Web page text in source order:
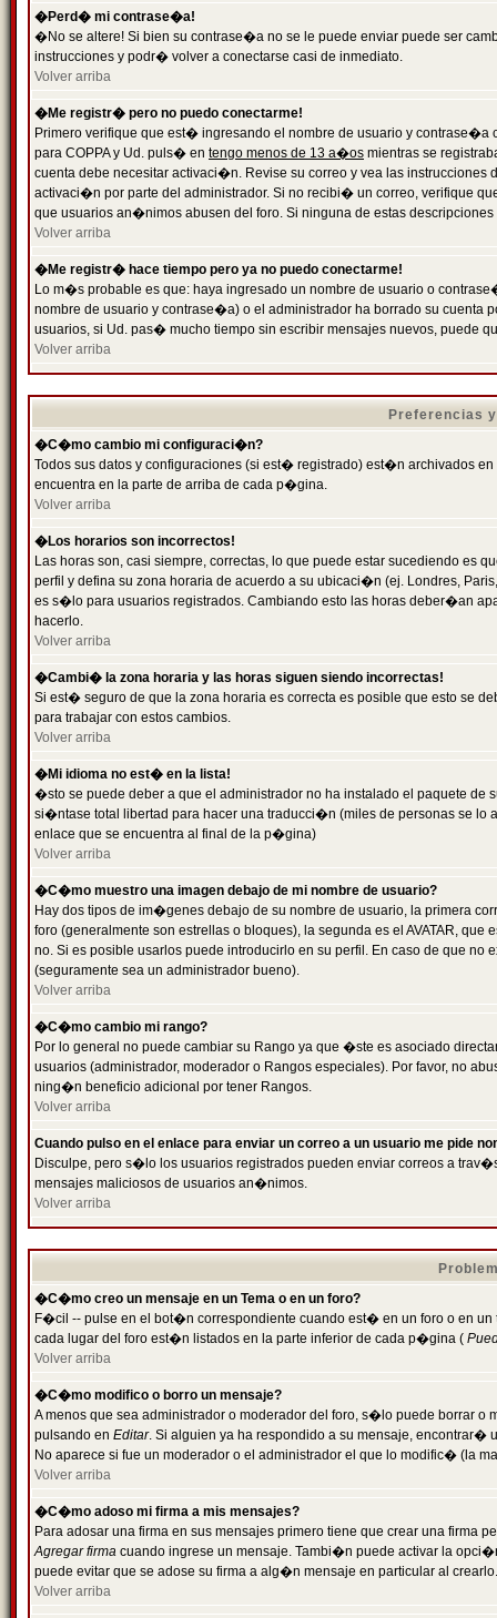
�Perd� mi contrase�a!
�No se altere! Si bien su contrase�a no se le puede enviar puede ser
instrucciones y podr� volver a conectarse casi de inmediato.
Volver arriba
�Me registr� pero no puedo conectarme!
Primero verifique que est� ingresando el nombre de usuario y
para COPPA y Ud. puls� en tengo menos de 13 a�os mientras se
cuenta debe necesitar activaci�n. Revise su correo y vea las
activaci�n por parte del administrador. Si no recibi� un correo, verifique
que usuarios an�nimos abusen del foro. Si ninguna de estas
Volver arriba
�Me registr� hace tiempo pero ya no puedo conectarme!
Lo m�s probable es que: haya ingresado un nombre de usuario o
nombre de usuario y contrase�a) o el administrador ha borrado su
usuarios, si Ud. pas� mucho tiempo sin escribir mensajes nuevos, puede
Volver arriba
Preferencias
�C�mo cambio mi configuraci�n?
Todos sus datos y configuraciones (si est� registrado) est�n archivados
encuentra en la parte de arriba de cada p�gina.
Volver arriba
�Los horarios son incorrectos!
Las horas son, casi siempre, correctas, lo que puede estar sucediendo es
perfil y defina su zona horaria de acuerdo a su ubicaci�n (ej. Londres,
es s�lo para usuarios registrados. Cambiando esto las horas deber�an
hacerlo.
Volver arriba
�Cambi� la zona horaria y las horas siguen siendo incorrectas!
Si est� seguro de que la zona horaria es correcta es posible que esto se
para trabajar con estos cambios.
Volver arriba
�Mi idioma no est� en la lista!
�sto se puede deber a que el administrador no ha instalado el paquete
si�ntase total libertad para hacer una traducci�n (miles de personas se
enlace que se encuentra al final de la p�gina)
Volver arriba
�C�mo muestro una imagen debajo de mi nombre de usuario?
Hay dos tipos de im�genes debajo de su nombre de usuario, la primera
foro (generalmente son estrellas o bloques), la segunda es el AVATAR,
no. Si es posible usarlos puede introducirlo en su perfil. En caso de que
(seguramente sea un administrador bueno).
Volver arriba
�C�mo cambio mi rango?
Por lo general no puede cambiar su Rango ya que �ste es asociado
usuarios (administrador, moderador o Rangos especiales). Por favor, no
ning�n beneficio adicional por tener Rangos.
Volver arriba
Cuando pulso en el enlace para enviar un correo a un usuario me pide
Disculpe, pero s�lo los usuarios registrados pueden enviar correos a
mensajes maliciosos de usuarios an�nimos.
Volver arriba
�C�mo creo un mensaje en un Tema o en un foro?
F�cil -- pulse en el bot�n correspondiente cuando est� en un foro o en
cada lugar del foro est�n listados en la parte inferior de cada p�gina (
Volver arriba
�C�mo modifico o borro un mensaje?
A menos que sea administrador o moderador del foro, s�lo puede borrar o
pulsando en Editar. Si alguien ya ha respondido a su mensaje, encontrar�
No aparece si fue un moderador o el administrador el que lo modific� (la
Volver arriba
�C�mo adoso mi firma a mis mensajes?
Para adosar una firma en sus mensajes primero tiene que crear una firma
Agregar firma cuando ingrese un mensaje. Tambi�n puede activar la
puede evitar que se adose su firma a alg�n mensaje en particular al crearlo.
Volver arriba